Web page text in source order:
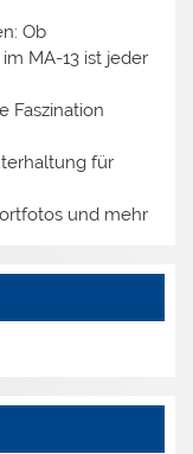
Ob
MA-13 ist jeder
Faszination
für
und mehr